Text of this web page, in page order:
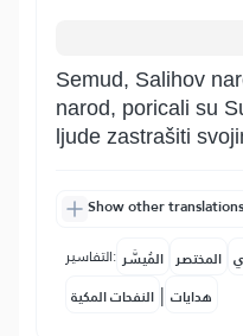
Semud, Salihov
narod, poricali su
ljude zastrašiti
Show other translations
التفاسير: المُيسَّر المختصر
النفحات المكية | هدايات